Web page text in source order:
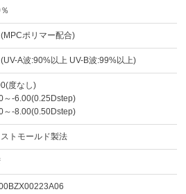
ポリマー配合)
A波:90%以上 UV-B波:99%以上)
度なし)
～-6.00(0.25Dstep)
～-8.00(0.50Dstep)
トモールド製法